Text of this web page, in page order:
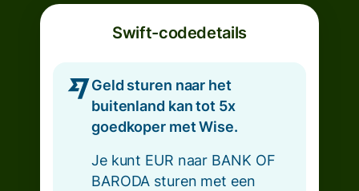
Swift-codedetails
Geld sturen naar het
buitenland kan tot 5x
goedkoper met Wise.
Je kunt EUR naar BANK OF
BARODA sturen met een